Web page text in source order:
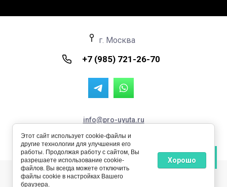
info@pro-uyuta.ru
Пространство Уюта © 2024 - 2026 ИНН: 711504357127
ОРГНИП: 324710000027856
г. Москва
+7 (985) 721-26-70
Этот сайт использует cookie-файлы и
другие технологии для улучшения его
работы. Продолжая работу с сайтом, Вы
разрешаете использование cookie-
файлов. Вы всегда можете отключить
файлы cookie в настройках Вашего
браузера.
Хорошо